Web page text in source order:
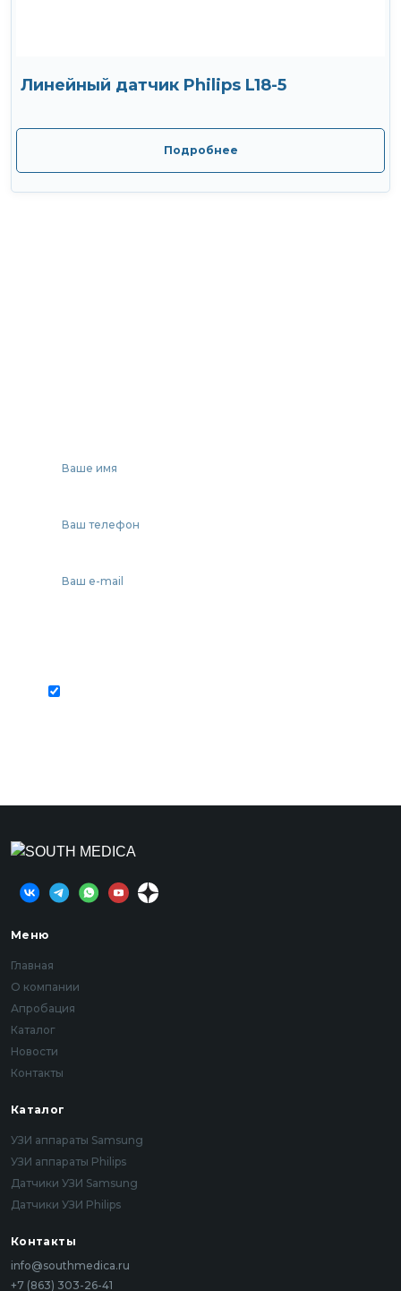
Линейный датчик Philips L18-5
Подробнее
Меню
Главная
О компании
Апробация
Каталог
Новости
Контакты
Каталог
УЗИ аппараты Samsung
УЗИ аппараты Philips
Датчики УЗИ Samsung
Датчики УЗИ Philips
Контакты
info@southmedica.ru
+7 (863) 303-26-41